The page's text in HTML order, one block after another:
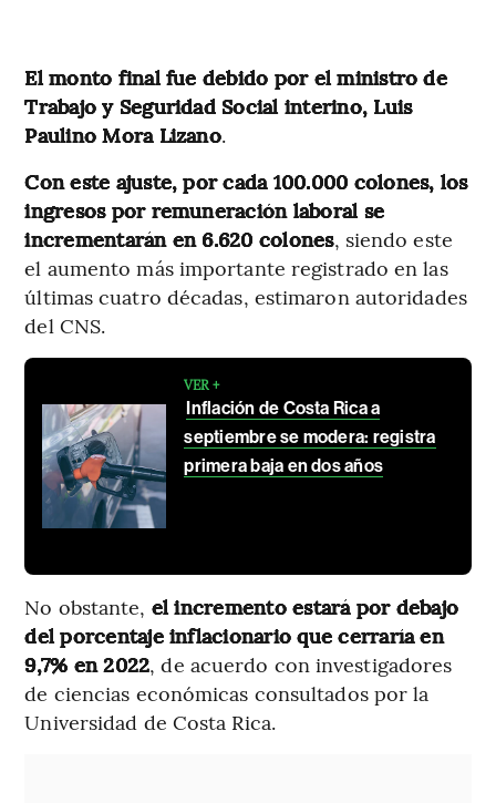
El monto final fue debido por el ministro de
Trabajo y Seguridad Social interino, Luis
Paulino Mora Lizano.
Con este ajuste, por cada 100.000 colones, los
ingresos por remuneración laboral se
incrementarán en 6.620 colones, siendo este
el aumento más importante registrado en las
últimas cuatro décadas, estimaron autoridades
del CNS.
VER +
Inflación de Costa Rica a
septiembre se modera: registra
primera baja en dos años
No obstante, el incremento estará por debajo
del porcentaje inflacionario que cerraría en
9,7% en 2022, de acuerdo con investigadores
de ciencias económicas consultados por la
Universidad de Costa Rica.